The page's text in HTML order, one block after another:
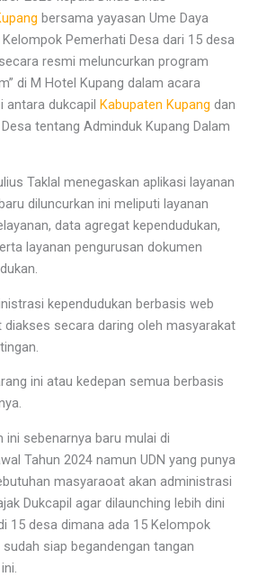
bersama yayasan Ume Daya
Pemerhati Desa dari 15 desa
resmi meluncurkan program
di M Hotel Kupang dalam acara
antara dukcapilKabupaten Kupang dan
tentang Adminduk Kupang Dalam
Taklal menegaskan aplikasi layanan
diluncurkan ini meliputi layanan
data agregat kependudukan,
layanan pengurusan dokumen
kependudukan berbasis web
diakses secara daring oleh masyarakat
ini atau kedepan semua berbasis
ini sebenarnya baru mulai di
Tahun 2024 namun UDN yang punya
masyaraoat akan administrasi
Dukcapil agar dilaunching lebih dini
15 desa dimana ada 15 Kelompok
siap begandengan tangan